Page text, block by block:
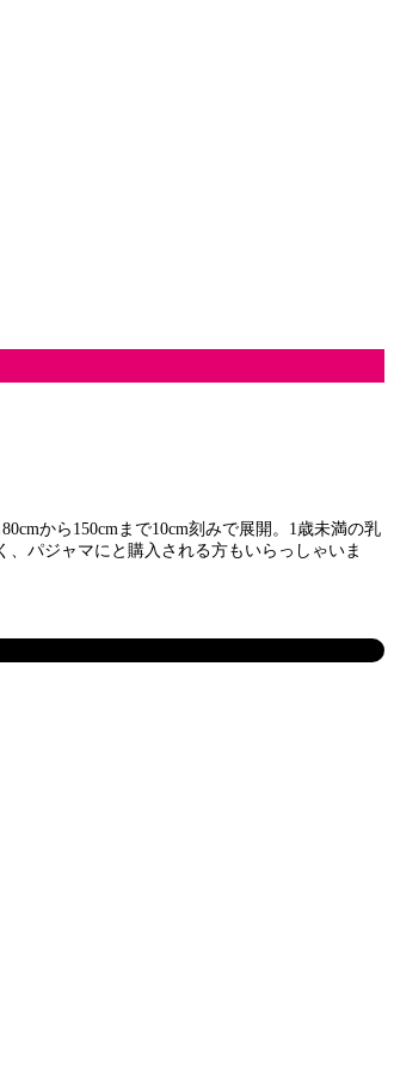
から150cmまで10cm刻みで展開。1歳未満の乳
パジャマにと購入される方もいらっしゃいま